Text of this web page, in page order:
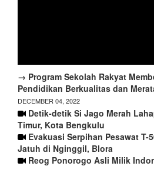
→ Program Sekolah Rakyat
Pendidikan Berkualitas dan
DECEMBER 04, 2022
Detik-detik Si Jago Merah
Timur, Kota Bengkulu
Evakuasi Serpihan Pesawat T-
Jatuh di Nginggil, Blora
Reog Ponorogo Asli Milik